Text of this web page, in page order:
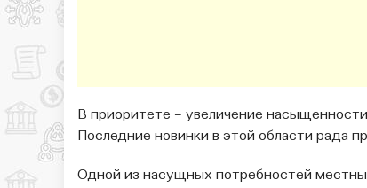
В приоритете – увеличение
Последние новинки в этой области рада
Одной из насущных потребностей